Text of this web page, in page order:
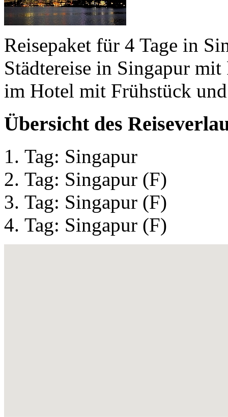
Reisepaket für 4 Tage in
Städtereise in Singapur
im Hotel mit Frühstück
Übersicht des
Tag: Singapur
Tag: Singapur (F)
Tag: Singapur (F)
Tag: Singapur (F)